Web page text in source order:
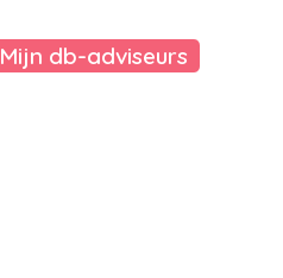
Mijn db-adviseurs